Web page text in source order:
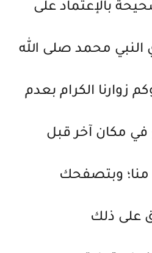
بالإعتماد على
محمد صلى الله
زوارنا الكرام بعدم
مكان آخر قبل
منا؛ وبتصفحك
على ذلك